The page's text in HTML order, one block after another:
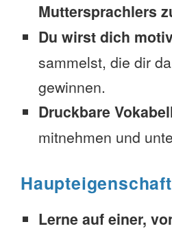
Muttersprachlers
Du wirst dich
sammelst, die dir
gewinnen.
Druckbare
mitnehmen und
Lerne auf einer,